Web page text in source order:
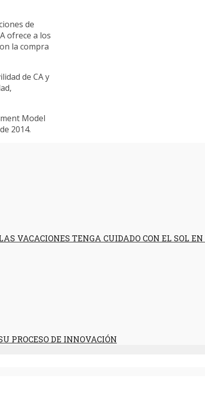
de
ofrece a los
la compra
de CA y
Model
2014.
VACACIONES TENGA CUIDADO CON EL SOL
PROCESO DE INNOVACIÓN